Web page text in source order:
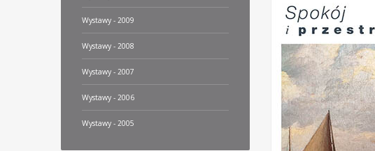
Wystawy - 2009
Wystawy - 2008
Wystawy - 2007
Wystawy - 2006
Wystawy - 2005